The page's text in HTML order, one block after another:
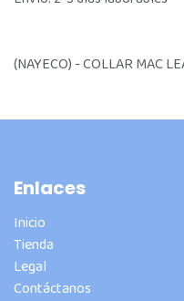
(NAYECO) - COLLAR MAC
Enlaces
Inicio
Tienda
Legal
Contáctanos